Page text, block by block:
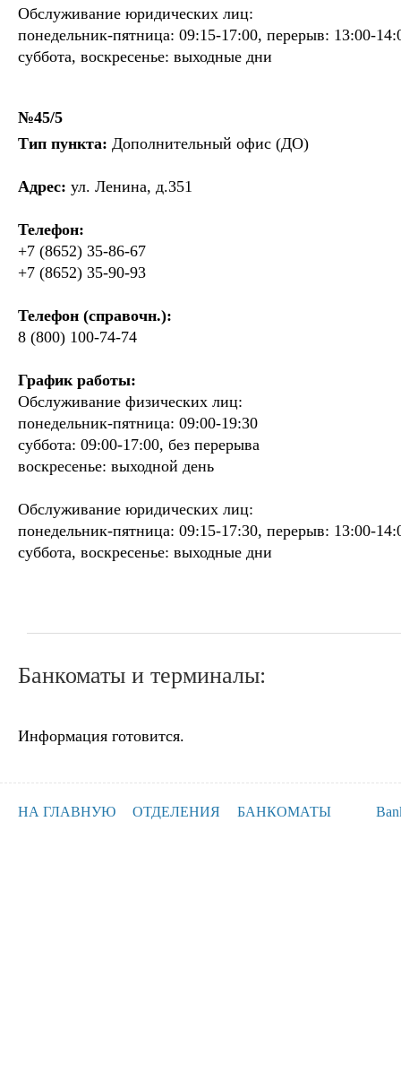
Обслуживание юридических лиц:
понедельник-пятница: 09:15-17:00, перерыв: 13:00-
суббота, воскресенье: выходные дни
№45/5
Тип пункта: Дополнительный офис (ДО)
Адрес: ул. Ленина, д.351
Телефон:
+7 (8652) 35-86-67
+7 (8652) 35-90-93
Телефон (справочн.):
8 (800) 100-74-74
График работы:
Обслуживание физических лиц:
понедельник-пятница: 09:00-19:30
суббота: 09:00-17:00, без перерыва
воскресенье: выходной день
Обслуживание юридических лиц:
понедельник-пятница: 09:15-17:30, перерыв: 13:00-
суббота, воскресенье: выходные дни
Банкоматы и терминалы:
Информация готовится.
НА ГЛАВНУЮ ОТДЕЛЕНИЯ БАНКОМАТЫ